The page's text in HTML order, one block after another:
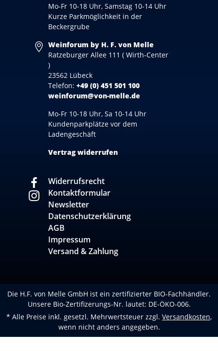
Mo-Fr 10-18 Uhr, Samstag 10-14 Uhr
Kurze Parkmöglichkeit in der
Beckergrube
Weinforum by H. F. von Melle
Ratzeburger Allee 111 ( Wirth-Center
)
23562 Lübeck
Telefon: +49 (0) 451 501 100
weinforum@von-melle.de
Mo-Fr 10-18 Uhr, Sa 10-14 Uhr
Kundenparkplätze vor dem
Ladengeschäft
Vertrag widerrufen
Widerrufsrecht
Kontaktformular
Newsletter
Datenschutzerklärung
AGB
Impressum
Versand & Zahlung
Die H.F. von Melle GmbH ist ein zertifizierter BIO-Fachhändler.
Unsere Bio-Zertifizerungs-Nr. lautet: DE-ÖKO-006.
* Alle Preise inkl. gesetzl. Mehrwertsteuer zzgl. Versandkosten,
wenn nicht anders angegeben.